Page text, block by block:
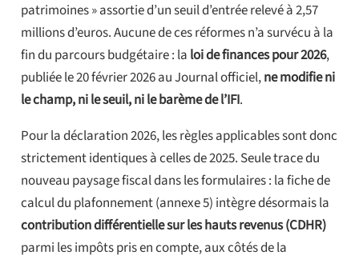
patrimoines » assortie d’un seuil d’entrée relevé à 2,57
millions d’euros. Aucune de ces réformes n’a survécu à la
fin du parcours budgétaire : la loi de finances pour 2026,
publiée le 20 février 2026 au Journal officiel,ne modifie ni
le champ, ni le seuil, ni le barème de l’IFI.
Pour la déclaration 2026, les règles applicables sont donc
strictement identiques à celles de 2025. Seule trace du
nouveau paysage fiscal dans les formulaires : la fiche de
calcul du plafonnement (annexe 5) intègre désormais la
contribution différentielle sur les hauts revenus (CDHR)
parmi les impôts pris en compte, aux côtés de la